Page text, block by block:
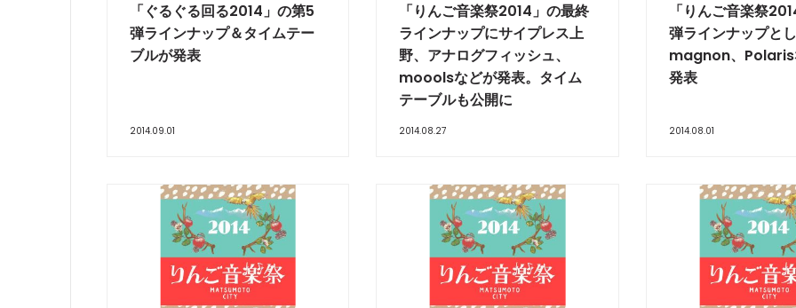
「ぐるぐる回る2014」の第5
弾ラインナップ＆タイムテー
ブルが発表
2014.09.01
「りんご音楽祭2014」の最終
ラインナップにサイプレス上
野、アナログフィッシュ、
mooolsなどが発表。タイム
テーブルも公開に
2014.08.27
「りんご音楽祭
弾ラインナップと
magnon、Polaris
発表
2014.08.01